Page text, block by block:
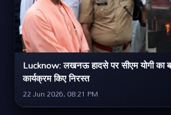
Lucknow: लखनऊ हादसे पर सीएम योगी का
कार्यक्रम किए निरस्त
22 Jun 2026, 08:21 PM